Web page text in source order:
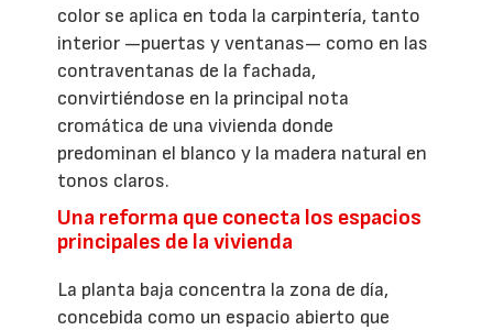
color se aplica en toda la carpintería, tanto
interior —puertas y ventanas— como en las
contraventanas de la fachada,
convirtiéndose en la principal nota
cromática de una vivienda donde
predominan el blanco y la madera natural en
tonos claros.
Una reforma que conecta los espacios
principales de la vivienda
La planta baja concentra la zona de día,
concebida como un espacio abierto que